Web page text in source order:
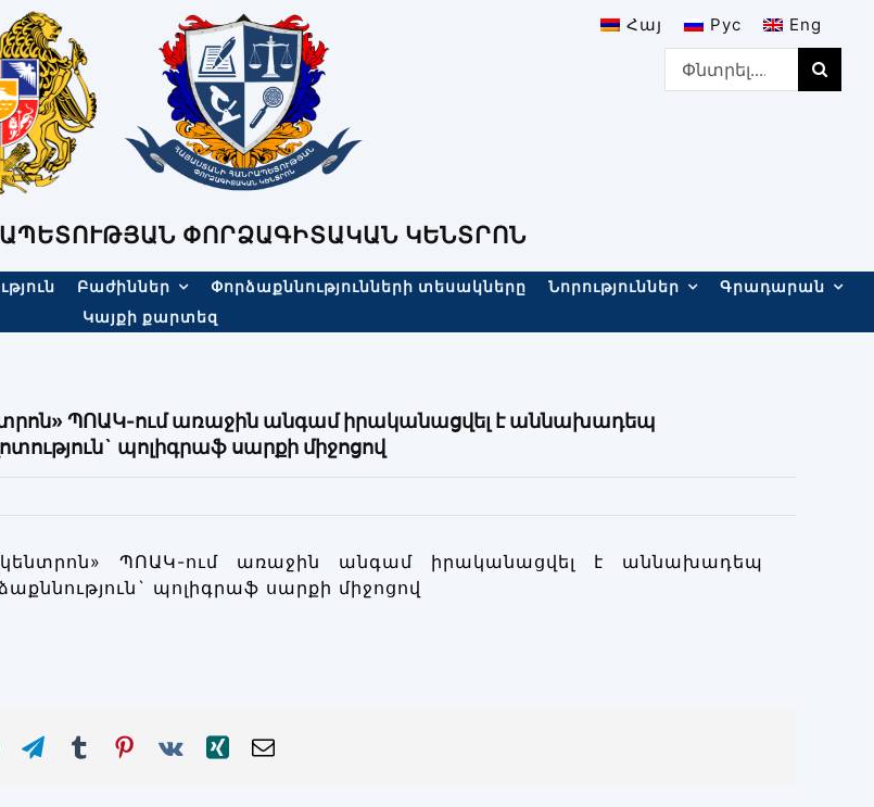
Հայ Рус
Eng
Search
for:
ՓՈՐՁԱԳԻՏԱԿԱՆ ԿԵՆՏՐՈՆ
Բաժիններ Փորձաքննությունների տեսակները Նորություններ
Գրադարան
Կայքի քարտեզ
ՊՈԱԿ-ում առաջին անգամ իրականացվել է աննախադեպ
պոլիգրաֆ սարքի միջոցով
ՊՈԱԿ-ում առաջին անգամ իրականացվել է աննախադեպ
պոլիգրաֆ սարքի միջոցով